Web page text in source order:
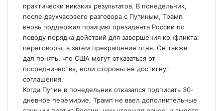
практически никаких результатов. В понедельник,
после двухчасового разговора с Путиным, Трамп
вновь поддержал позицию президента России по
поводу порядка действий для завершения конфликта:
переговоры, а затем прекращение огня. Он также
дал понять, что США могут отказаться от
посредничества, если стороны не достигнут
соглашения.
Когда Путин в понедельник отказался подписать 30-
дневное перемирие, Трамп не ввел дополнительные